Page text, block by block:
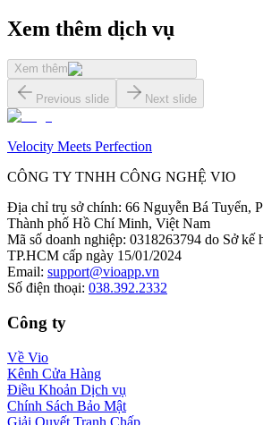
Xem thêm dịch vụ
Xem thêm
Previous slide Next slide
Velocity Meets Perfection
CÔNG TY TNHH CÔNG NGHỆ VIO
Địa chỉ trụ sở chính: 66 Nguyễn Bá Tuyển,
Thành phố Hồ Chí Minh, Việt Nam
Mã số doanh nghiệp: 0318263794 do Sở kế
TP.HCM cấp ngày 15/01/2024
Email: support@vioapp.vn
Số điện thoại: 038.392.2332
Công ty
Về Vio
Kênh Cửa Hàng
Điều Khoản Dịch vụ
Chính Sách Bảo Mật
Giải Quyết Tranh Chấp